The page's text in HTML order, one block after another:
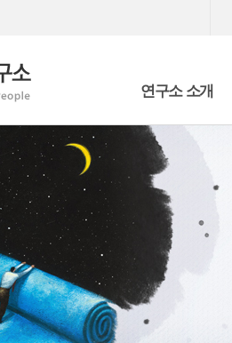
연구소 소개
Who we are
What we are doing